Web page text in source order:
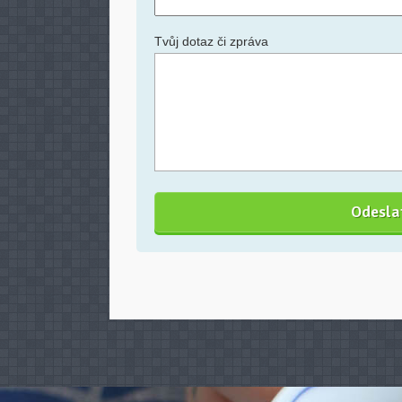
Tvůj dotaz či zpráva